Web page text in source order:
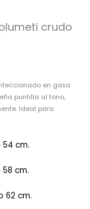
crudo
en gasa
puntilla al tono,
Ideal para
54 cm.
cm.
62 cm.